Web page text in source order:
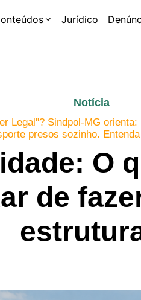
Jurídico
Notícia
Legal"? Sindpol-MG
presos sozinho.
O
de